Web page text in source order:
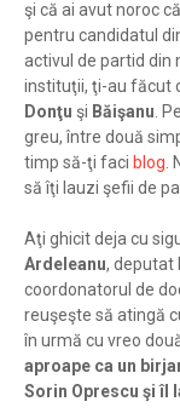
şi că ai avut noroc
pentru candidatul
activul de partid din
instituţii, ţi-au făcut
Donţu şi Băişanu .
greu, între două
timp să-ţi faci blog
să îţi lauzi şefii de
Aţi ghicit deja cu
Ardeleanu, deputat
coordonatorul de
reuşeşte să atingă
în urmă cu vreo
aproape ca un
Sorin Oprescu şi îl